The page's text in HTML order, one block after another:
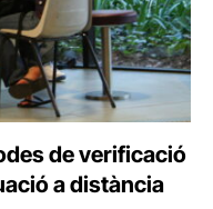
de verificació
a distància